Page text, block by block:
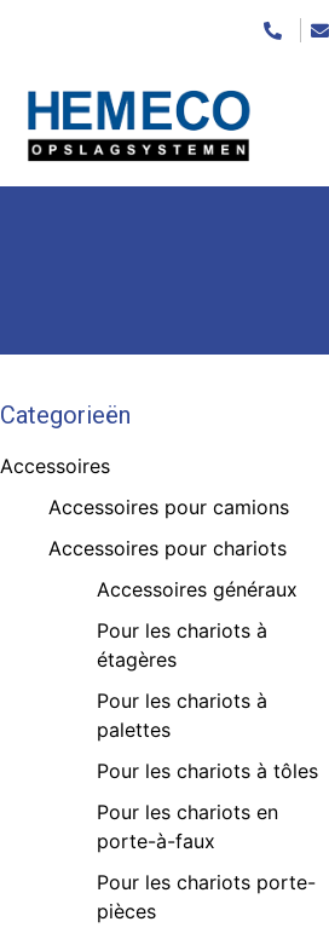
Categorieën
Accessoires
Accessoires pour camions
Accessoires pour chariots
Accessoires généraux
Pour les chariots à
étagères
Pour les chariots à
palettes
Pour les chariots à tôles
Pour les chariots en
porte-à-faux
Pour les chariots porte-
pièces